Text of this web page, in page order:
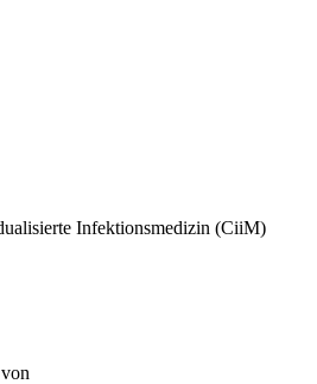
Infektionsmedizin (CiiM)